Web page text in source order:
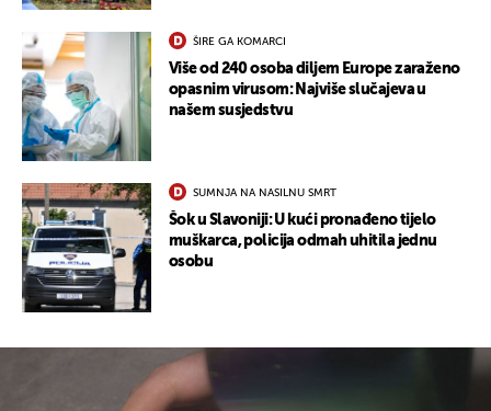
ŠIRE GA KOMARCI
Više od 240 osoba diljem Europe zaraženo
opasnim virusom: Najviše slučajeva u
našem susjedstvu
SUMNJA NA NASILNU SMRT
Šok u Slavoniji: U kući pronađeno tijelo
muškarca, policija odmah uhitila jednu
osobu